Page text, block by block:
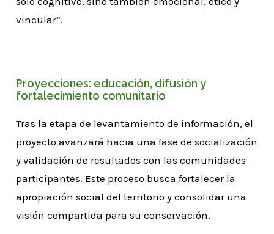
vincular”.
Proyecciones: educación, difusión y
fortalecimiento comunitario
Tras la etapa de levantamiento de información, el
proyecto avanzará hacia una fase de socialización
y validación de resultados con las comunidades
participantes. Este proceso busca fortalecer la
apropiación social del territorio y consolidar una
visión compartida para su conservación.